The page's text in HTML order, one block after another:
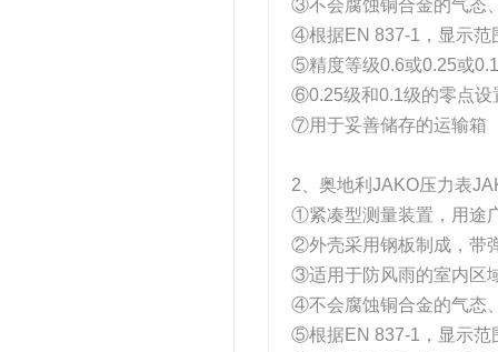
③不会腐蚀铜合金的气态
④根据EN 837-1，显示范
⑤精度等级0.6或0.25或
⑥0.25级和0.1级的零点设
⑦用于妥善储存的运输箱
2、奥地利JAKO压力表
①紧凑型测量装置，用途
②外壳采用钢板制成，带
③适用于防风雨的室内区
④不会腐蚀铜合金的气态
⑤根据EN 837-1，显示范